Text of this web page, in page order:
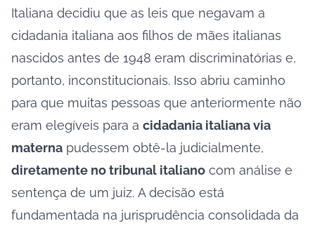
Italiana decidiu que as leis que negavam a
cidadania italiana aos filhos de mães italianas
nascidos antes de 1948 eram discriminatórias e,
portanto, inconstitucionais. Isso abriu caminho
para que muitas pessoas que anteriormente não
eram elegíveis para a cidadania italiana via
materna pudessem obtê-la judicialmente,
diretamente no tribunal italiano com análise e
sentença de um juiz. A decisão está
fundamentada na jurisprudência consolidada da